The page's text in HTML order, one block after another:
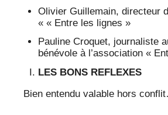
Olivier Guillemain, directeur
« « Entre les lignes »
Pauline Croquet, journaliste
bénévole à l’association «
LES BONS REFLEXES
Bien entendu valable hors